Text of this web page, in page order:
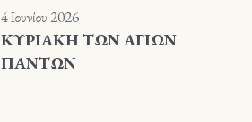
4 Ιουνίου 2026
ΚΥΡΙΑΚΗ ΤΩΝ ΑΓΙΩΝ
ΠΑΝΤΩΝ